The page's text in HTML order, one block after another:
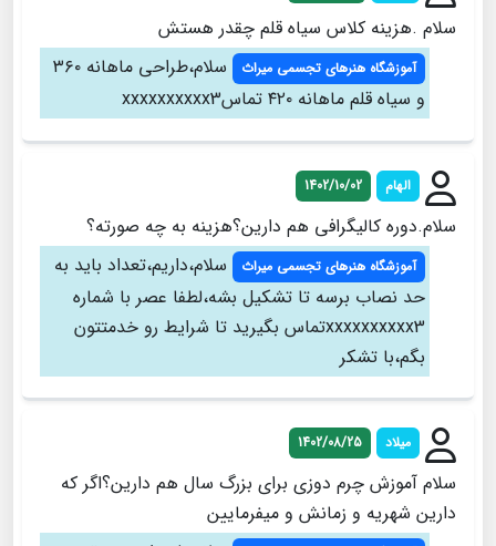
سلام .هزینه کلاس سیاه قلم چقدر هستش
آموزشگاه هنرهای تجسمی میراث
سلام،طراحی ماهانه ۳۶۰
و سیاه قلم ماهانه ۴۲۰ تماسxxxxxxxxxx3
الهام 1402/10/02
سلام.دوره کالیگرافی هم دارین؟هزینه به چه صورته؟
آموزشگاه هنرهای تجسمی میراث
سلام،داریم،تعداد باید به
حد نصاب برسه تا تشکیل بشه،لطفا عصر با شماره
xxxxxxxxxx3تماس بگیرید تا شرایط رو خدمتتون
بگم،با تشکر
میلاد 1402/08/25
سلام آموزش چرم دوزی برای بزرگ سال هم دارین؟اگر که
دارین شهریه و زمانش و میفرمایین